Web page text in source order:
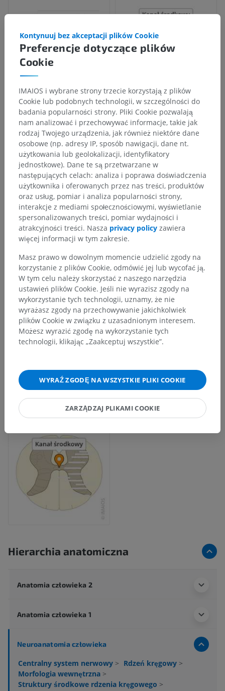
Hierarchia anatomiczna
Anatomia człowieka 2
Anatomia człowieka 1
Neuroanatomia człowieka
Centralny system nerwowy > Rdzeń kręgowy >
Morfologia wewnętrzna >
Struktury środkowe rdzenia kręgowego >
Preferencje dotyczące plików
Cookie
Kontynuuj bez akceptacji plików Cookie
IMAIOS i wybrane strony trzecie korzystają z plików
Cookie lub podobnych technologii, w szczególności do
badania popularności strony. Pliki Cookie pozwalają
nam analizować i przechowywać informacje, takie jak
rodzaj Twojego urządzenia, jak również niektóre dane
osobowe (np. adresy IP, sposób nawigacji, dane nt.
użytkowania lub geolokalizacji, identyfikatory
jednostkowe). Dane te są przetwarzane w
następujących celach: analiza i poprawa doświadczenia
użytkownika i oferowanych przez nas treści, produktów
oraz usług, pomiar i analiza popularności strony,
interakcje z mediami społecznościowymi, wyświetlanie
spersonalizowanych treści, pomiar wydajności i
atrakcyjności treści. Nasza privacy policy zawiera
więcej informacji w tym zakresie.
Masz prawo w dowolnym momencie udzielić zgody na
korzystanie z plików Cookie, odmówić jej lub wycofać ją.
W tym celu należy skorzystać z naszego narzędzia
ustawień plików Cookie. Jeśli nie wyrazisz zgody na
wykorzystanie tych technologii, uznamy, że nie
wyrażasz zgody na przechowywanie jakichkolwiek
plików Cookie w związku z uzasadnionym interesem.
Możesz wyrazić zgodę na wykorzystanie tych
technologii, klikając „Zaakceptuj wszystkie”.
WYRAŹ ZGODĘ NA WSZYSTKIE PLIKI COOKIE
ZARZĄDZAJ PLIKAMI COOKIE